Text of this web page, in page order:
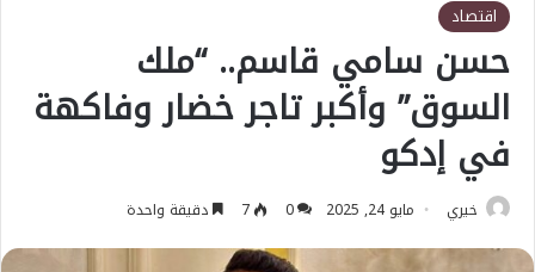
اقتصاد
حسن سامي قاسم.. “ملك
السوق” وأكبر تاجر خضار وفاكهة
في إدكو
خيري مايو 24, 2025 0
7 دقيقة واحدة